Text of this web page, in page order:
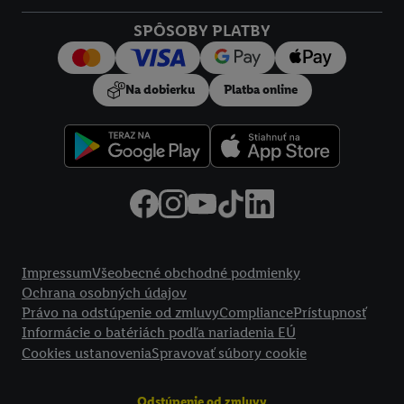
SPÔSOBY PLATBY
Na dobierku Platba online
ImpressumVšeobecné obchodné podmienky
Ochrana osobných údajov
Právo na odstúpenie od zmluvyCompliancePrístupnosť
Informácie o batériách podľa nariadenia EÚ
Cookies ustanoveniaSpravovať súbory cookie
Kliknutím na možnosť "Odmietnuť" môžete povoliť iba
používanie potrebných technológií. Kliknutím na "
vyjadríte súhlas so spracúvaním na všetky vyššie uvedené účely.
Ďalšie informácie vrátane informácií o dobe uchovávania
údajov a Vašom práve kedykoľvek odvolať súhlas s účinnosťou
do budúcnosti nájdete v našichzásadách ochrany osobných
Imprint nájdete tu.